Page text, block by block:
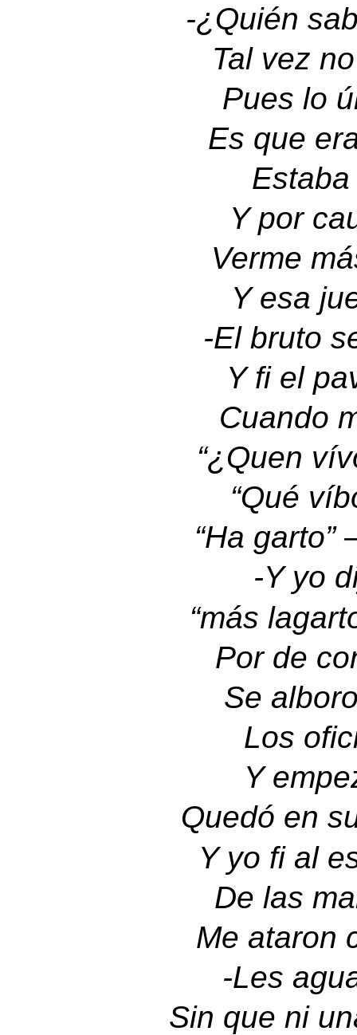
-¿Quién
Tal vez
Pues lo
Es que
Y por
Verme
Y esa
-El bruto
Y fi el
Cuando
“¿Quen
“Qué
“Ha garto”
-Y yo
“más
Por de
Se
Los
Y
Quedó en
Y yo fi al
De las
Me ataron
-Les
Sin que ni